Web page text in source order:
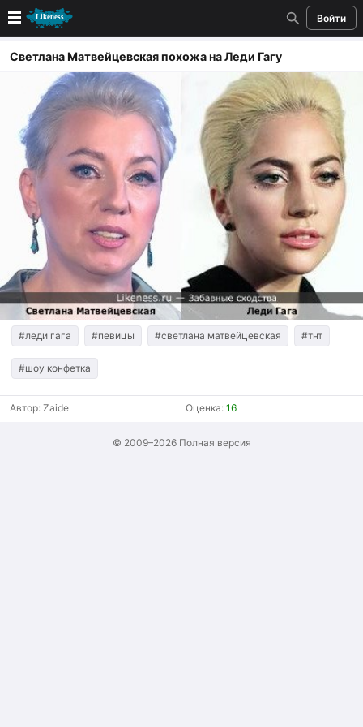
Войти
Новые
Лучшие
Голосование
Кандидаты
Случайное сходство 👍
Создать сходство
Для публикации необходима авторизация
Поиск
Светлана Матвейцевская похожа на Леди Гагу
#леди гага #певицы #светлана матвейцевская #тнт
#шоу конфетка
Автор: Zaide Оценка: 16
© 2009–2026 Полная версия